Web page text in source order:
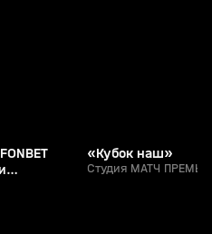
«Кубок наш»
Студия МАТЧ